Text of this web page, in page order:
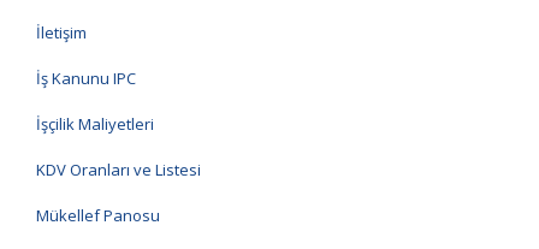
İletişim
İş Kanunu IPC
İşçilik Maliyetleri
KDV Oranları ve Listesi
Mükellef Panosu